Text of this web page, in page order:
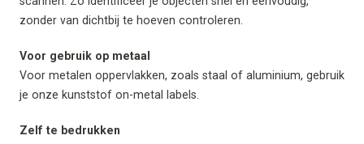
zonder van dichtbij te hoeven controleren.
Voor gebruik op metaal
Voor metalen oppervlakken, zoals staal of aluminium, gebruik
je onze kunststof on-metal labels.
Zelf te bedrukken